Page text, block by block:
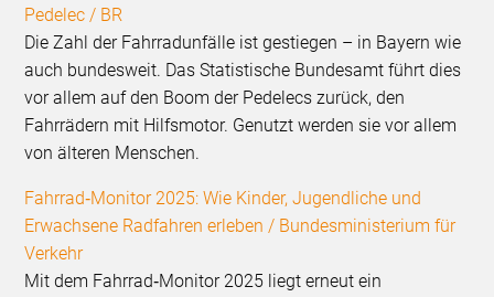
Pedelec / BR
Die Zahl der Fahrradunfälle ist gestiegen – in Bayern wie
auch bundesweit. Das Statistische Bundesamt führt dies
vor allem auf den Boom der Pedelecs zurück, den
Fahrrädern mit Hilfsmotor. Genutzt werden sie vor allem
von älteren Menschen.
Fahrrad‑Monitor 2025: Wie Kinder, Jugendliche und
Erwachsene Radfahren erleben / Bundesministerium für
Verkehr
Mit dem Fahrrad‑Monitor 2025 liegt erneut ein